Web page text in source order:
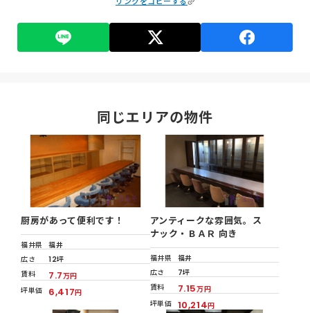
同じエリアの物件
厨房があって便利です！
福井県
福井
広さ
12坪
賃料
7.7万円
坪単価
6,417円
アンティークな雰囲気。ス
ナック・ＢＡＲ 向き
福井県
福井
広さ
7坪
賃料
7.15万円
坪単価 10,214円